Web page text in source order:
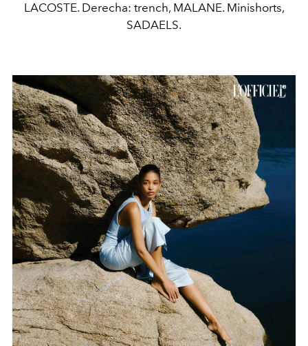
LACOSTE. Derecha: trench, MALANE. Minishorts,
SADAELS.